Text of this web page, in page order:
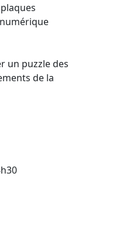
un puzzle des
de la